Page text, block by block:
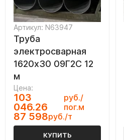
Артикул: N63947
Труба
электросварная
1620х30 09Г2С 12
м
Цена:
103
046.26
руб./
пог.м
87 598руб./т
КУПИТЬ